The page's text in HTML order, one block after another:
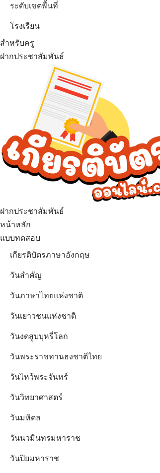
ระดับเขตพื้นที่
โรงเรียน
สำหรับครู
ฝากประชาสัมพันธ์
ฝากประชาสัมพันธ์
หน้าหลัก
แบบทดสอบ
เกียรติบัตรภาษาอังกฤษ
วันสำคัญ
วันภาษาไทยแห่งชาติ
วันเยาวชนแห่งชาติ
วันงดสูบบุหรี่โลก
วันพระราชทานธงชาติไทย
วันไหว้พระจันทร์​
วันวิทยาศาสตร์
วันมหิดล
วันนวมินทรมหาราช
วันปิยมหาราช